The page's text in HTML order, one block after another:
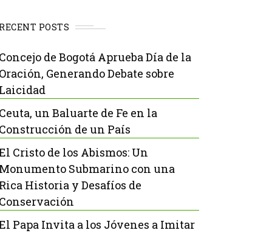
POSTS
de Bogotá Aprueba Día de la
Generando Debate sobre
un Baluarte de Fe en la
de un País
Cristo de los Abismos: Un
Submarino con una
Historia y Desafíos de
Papa Invita a los Jóvenes a Imitar